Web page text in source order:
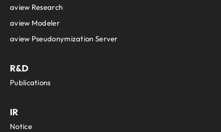
aview Research
aview Modeler
aview Pseudonymization Server
R&D
Publications
IR
Notice